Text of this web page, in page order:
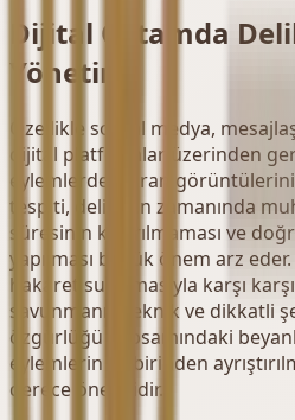
Dijital Ortamda
Yönetimi
Özellikle sosyal medya,
dijital platformlar üzerinden
eylemlerde; ekran
tespiti, delillerin zamanında
süresinin kaçırılmaması ve
yapılması büyük önem arz
hakaret suçlamasıyla karşı
savunmanın teknik ve dikkatli
özgürlüğü kapsamındaki
eylemlerin birbirinden
derece önemlidir.